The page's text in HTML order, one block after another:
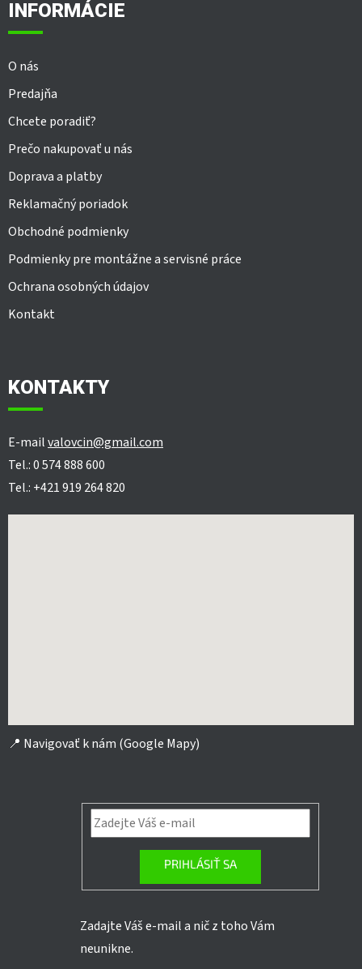
INFORMÁCIE
O nás
Predajňa
Chcete poradiť?
Prečo nakupovať u nás
Doprava a platby
Reklamačný poriadok
Obchodné podmienky
Podmienky pre montážne a servisné práce
Ochrana osobných údajov
Kontakt
KONTAKTY
E-mailvalovcin@gmail.com
Tel.: 0 574 888 600
Tel.: +421 919 264 820
📍 Navigovať k nám (Google Mapy)
PRIHLÁSIŤ SA
Zadajte Váš e-mail a nič z toho Vám
neunikne.